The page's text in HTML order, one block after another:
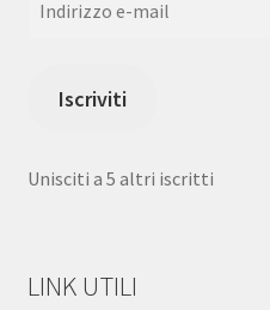
Iscriviti
Unisciti a 5 altri iscritti
LINK UTILI